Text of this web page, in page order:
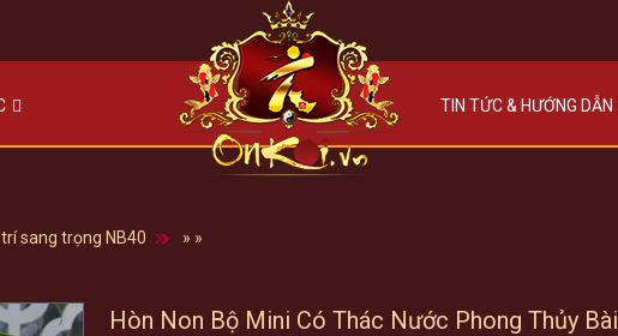
TIN TỨC & HƯỚNG DẪN
» »
sang trọng NB40
Hòn Non Bộ Mini Có Thác Nước Phong Thủy Bài